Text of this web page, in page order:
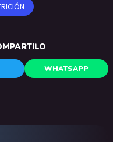
WHATSAPP